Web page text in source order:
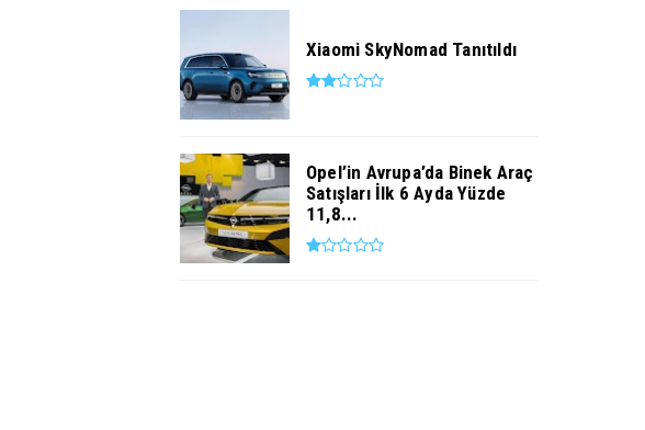
Xiaomi SkyNomad Tanıtıldı
Opel’in Avrupa’da Binek Araç
Satışları İlk 6 Ayda Yüzde
11,8...